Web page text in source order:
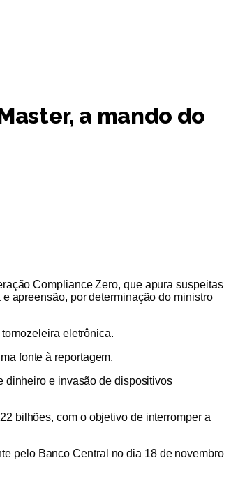
a mando do
Compliance Zero, que apura suspeitas
apreensão, por determinação do ministro
eletrônica.
fonte à reportagem.
dinheiro e invasão de dispositivos
bilhões, com o objetivo de interromper a
pelo Banco Central no dia 18 de novembro